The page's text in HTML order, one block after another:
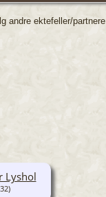
andre ektefeller/partnere
Lyshol